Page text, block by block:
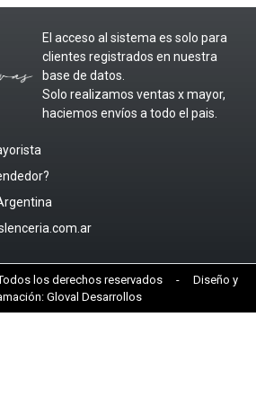
El acceso al sistema es solo para
clientes registrados en nuestra
base de datos.
Solo realizamos ventas x mayor,
haciemos envíos a todo el pais.
los derechos reservados - Diseño y
Gloval Desarrollos